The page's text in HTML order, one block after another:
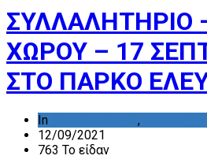
ΣΥΛΛΑΛΗΤΗΡΙΟ
ΧΩΡΟΥ – 17
ΣΤΟ ΠΑΡΚΟ
In ,
12/09/2021
763 Το είδαν